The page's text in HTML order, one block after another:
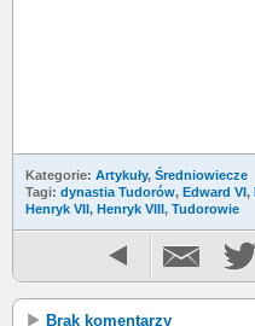
Kategorie: Artykuły, Średniowiecze
Tagi: dynastia Tudorów, Edward VI ,
Henryk VII , Henryk VIII , Tudorowie
Brak komentarzy